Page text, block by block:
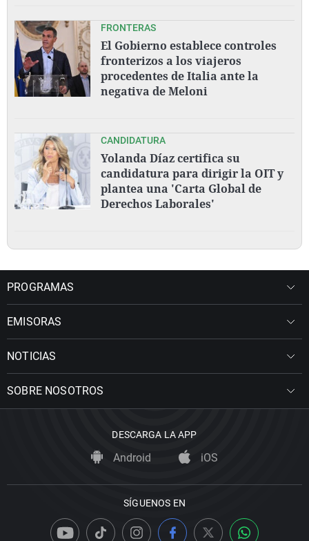
FRONTERAS
El Gobierno establece controles
fronterizos a los viajeros
procedentes de Italia ante la
negativa de Meloni
CANDIDATURA
Yolanda Díaz certifica su
candidatura para dirigir la OIT y
plantea una 'Carta Global de
Derechos Laborales'
PROGRAMAS
EMISORAS
NOTICIAS
SOBRE NOSOTROS
DESCARGA LA APP
Android iOS
SÍGUENOS EN